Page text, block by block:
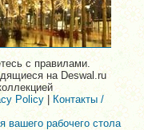
с правилами.
на Deswal.ru
Policy|Контакты /
вашего рабочего стола